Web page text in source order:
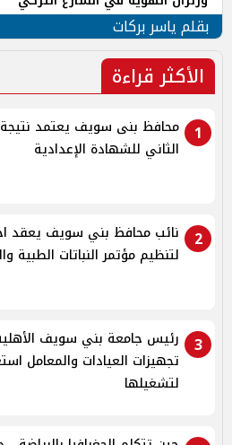
بقلم ياسر بركات
الأكثر قراءة
1
محافظ بنى سويف يعتمد نتيجة
الثاني للشهادة الإعدادية
2
نائب محافظ بني سويف يعقد
لتنظيم مؤتمر النباتات الطبية
3
رئيس جامعة بني سويف
تجهيزات العيادات والمعامل
لتشغيلها